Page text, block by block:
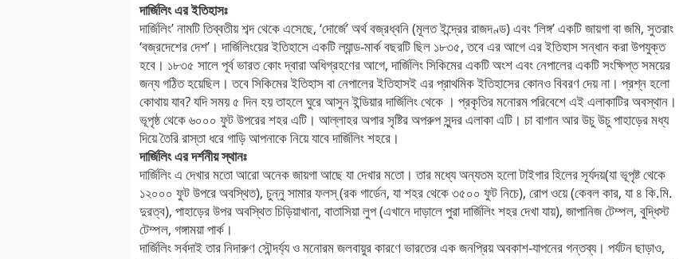
দার্জিলিং এর ইতিহাসঃ
দার্জিলিং’ নামটি তিব্বতীয় শব্দ থেকে এসেছে, ‘দোর্জে’ অর্থ বজ্রধ্বনি (মূলত ইন্দ্রের রাজদণ্ড) এবং ‘লিঙ্গ’ একটি জায়গা বা জমি, সুতরাং
‘বজ্রদেশের দেশ’। দার্জিলিংয়ের ইতিহাসে একটি ল্যান্ড-মার্ক বছরটি ছিল ১৮৩৫, তবে এর আগে এর ইতিহাস সন্ধান করা উপযুক্ত
হবে। ১৮৩৫ সালে পূর্ব ভারত কোং দ্বারা অধিগ্রহণের আগে, দার্জিলিং সিকিমের একটি অংশ এবং নেপালের একটি সংক্ষিপ্ত সময়ের
জন্য গঠিত হয়েছিল। তবে সিকিমের ইতিহাস বা নেপালের ইতিহাসই এর প্রাথমিক ইতিহাসের কোনও বিবরণ দেয় না। প্রশ্ন হলো
কোথায় যাব? যদি সময় ৫ দিন হয় তাহলে ঘুরে আসুন ইন্ডিয়ার দার্জিলিং থেকে । প্রকৃতির মনোরম পরিবেশে এই এলাকাটির অবস্থান।
ভূপৃষ্ঠ থেকে ৬০০০ ফুট উপরের শহর এটি। আল্লাহর অপার সৃষ্টির অপরুপ সুন্দর এলাকা এটি। চা বাগান আর উচু উচু পাহাড়ের মধ্য
দিয়ে তৈরি রাস্তা ধরে গাড়ি আপনাকে নিয়ে যাবে দার্জিলিং শহরে।
দার্জিলিং এর দর্শনীয় স্থানঃ
দার্জিলিং এ দেখার মতো আরো অনেক জায়গা আছে যা দেখার মতো। তার মধ্যে অন্যতম হলো টাইগার হিলের সূর্যদয়(যা ভূপৃষ্ট থেকে
১২০০০ ফুট উপরে অবস্থিত), চুন্নু সামার ফলস্ (রক গার্ডেন, যা শহর থেকে ৩৫০০ ফুট নিচে), রোপ ওয়ে (কেবল কার, যা ৪ কি.মি.
দুরত্ব), পাহাড়ের উপর অবস্থিত চিড়িয়াখানা, বাতাসিয়া লুপ (এখানে দাড়ালে পুরা দার্জিলিং শহর দেখা যায়), জাপানিজ টেম্পল, বুদ্ধিস্ট
টেম্পল, গঙ্গাময়া পার্ক।
দার্জিলিং সর্বদাই তার নিদারুণ সৌন্দর্য্য ও মনোরম জলবায়ুর কারণে ভারতের এক জনপ্রিয় অবকাশ-যাপনের গন্তব্য। পর্যটন ছাড়াও,